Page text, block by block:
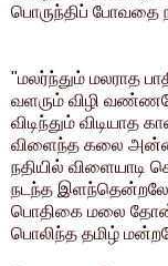
பொருந்திப் போவதை
"மலர்ந்தும் மலராத
வளரும் விழி
விடிந்தும் விடியாத
விளைந்த கலை
நதியில் விளையாடி
நடந்த
பொதிகை மலை
பொலிந்த தமிழ்